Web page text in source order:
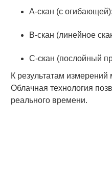
А-скан (с огибающей);
В-скан (линейное
С-скан (послойный
К результатам
Облачная технология
реального времени.